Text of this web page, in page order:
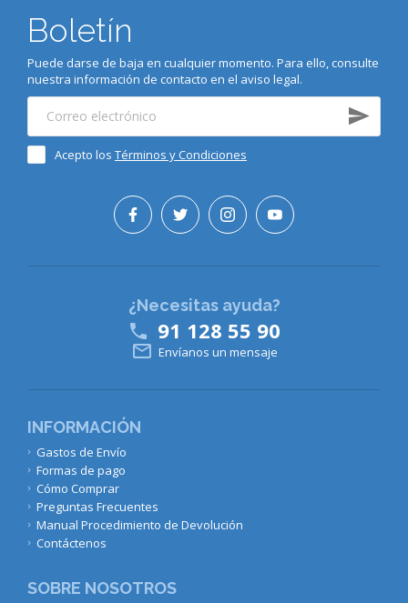
Boletín
Puede darse de baja en cualquier momento. Para ello, consulte
nuestra información de contacto en el aviso legal.
Acepto los Términos y Condiciones
INFORMACIÓN
Gastos de Envío
Formas de pago
Cómo Comprar
Preguntas Frecuentes
Manual Procedimiento de Devolución
Contáctenos
SOBRE NOSOTROS
¿Necesitas ayuda?
 91 128 55 90
 Envíanos un mensaje